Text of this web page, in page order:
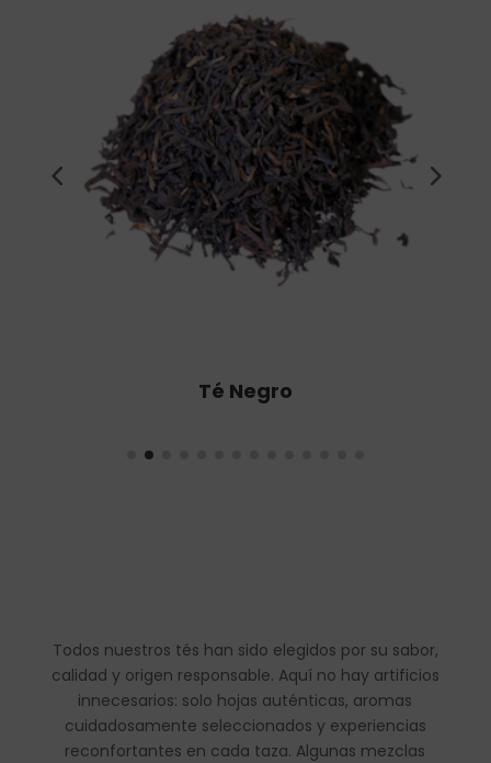
Té Oolong
Todos nuestros tés han sido elegidos por su sabor,
calidad y origen responsable. Aquí no hay artificios
innecesarios: solo hojas auténticas, aromas
cuidadosamente seleccionados y experiencias
reconfortantes en cada taza. Algunas mezclas